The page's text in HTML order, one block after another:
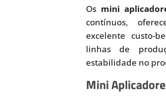
Os mini
contínuos,
excelente custo-
linhas de
estabilidade no
Mini